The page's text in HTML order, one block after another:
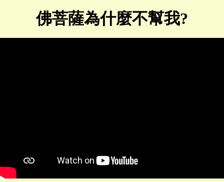
佛菩薩為什麼不幫我?